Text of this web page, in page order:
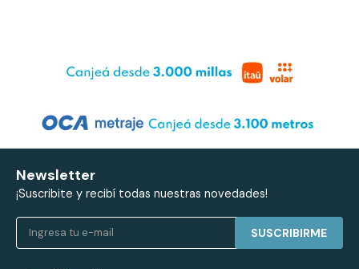
Newsletter
¡Suscribite y recibí todas nuestras novedades!
SUSCRIBIRME